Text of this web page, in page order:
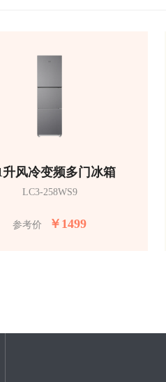
升风冷变频多门冰箱
LC3-258WS9
参考价 ￥ 1499